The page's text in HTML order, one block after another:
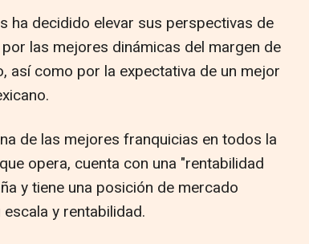
ha decidido elevar sus perspectivas de
las mejores dinámicas del margen de
así como por la expectativa de un mejor
de las mejores franquicias en todos la
opera, cuenta con una "rentabilidad
y tiene una posición de mercado
y rentabilidad.